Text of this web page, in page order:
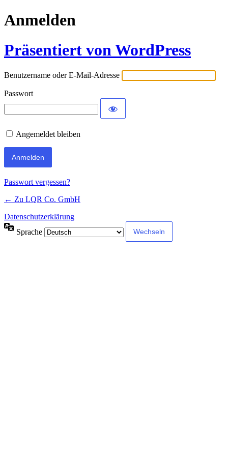
Anmelden
Präsentiert von WordPress
Benutzername oder E-Mail-Adresse
Passwort
Angemeldet bleiben
Passwort vergessen?
← Zu LQR Co. GmbH
Datenschutzerklärung
Sprache